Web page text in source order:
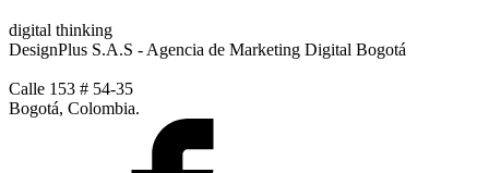
digital thinking
DesignPlus S.A.S - Agencia de Marketing Digital Bogotá
Calle 153 # 54-35
Bogotá, Colombia.